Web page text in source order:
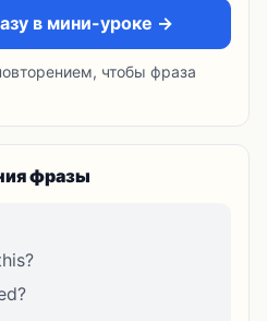
в мини-уроке →
чтобы фраза
фразы